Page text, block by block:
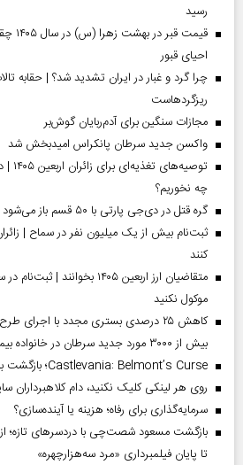
رسید
احیای قبور
چرا گرد و غبار در ایران تشدید شد؟ | حقابه
ریزگردهاست
مجازات سنگین برای آدم‌ربایان گوش‌بر
واکسن جدید سرطان پانکراس امیدبخش شد
چه نخوریم؟
گره قتل در دی‌جی پارتی با ۵۰ قسم باز می‌شود
ثبت‌نام بیش از یک میلیون نفر در سماح |
کنند
متقاضیان ارز اربعین ۱۴۰۵
موکول نکنید
کاهش ۲۵ درصدی بستری مجدد با اجرای
بیش از ۳۰۰۰ مورد جدید سرطان در خانواده بیماران
Castlevania: Belmont’s Curse؛ بازگشت باشکوه شکارچیان خون‌آشام
روی هر لینکی کلیک نکنید، دام
سرمایه‌گذاری برای رفاه؛ هزینه یا آینده‌سازی؟
بازگشت مسعود شصت‌چی با دردسر‌های تازه؛
تا پایان فیلمبرداری «مرد سه‌هزارچهره»